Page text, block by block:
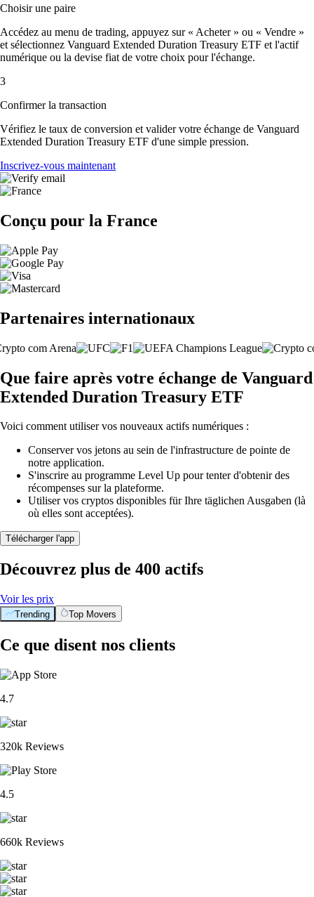
Choisir une paire
Accédez au menu de trading, appuyez sur « Acheter » ou « Vendre »
et sélectionnez Vanguard Extended Duration Treasury ETF et l'actif
numérique ou la devise fiat de votre choix pour l'échange.
3
Confirmer la transaction
Vérifiez le taux de conversion et valider votre échange de Vanguard
Extended Duration Treasury ETF d'une simple pression.
Inscrivez-vous maintenant
Conçu pour la France
Partenaires internationaux
Que faire après votre échange de Vanguard
Extended Duration Treasury ETF
Voici comment utiliser vos nouveaux actifs numériques :
Conserver vos jetons au sein de l'infrastructure de pointe de
notre application.
S'inscrire au programme Level Up pour tenter d'obtenir des
récompenses sur la plateforme.
Utiliser vos cryptos disponibles für Ihre täglichen Ausgaben (là
où elles sont acceptées).
Télécharger l'app
Découvrez plus de 400 actifs
Voir les prix
Trending Top Movers
Ce que disent nos clients
4.7
320k Reviews
4.5
660k Reviews